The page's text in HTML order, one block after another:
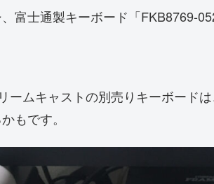
富士通製キーボード「FKB8769-
ームキャストの別売りキーボード
もです。